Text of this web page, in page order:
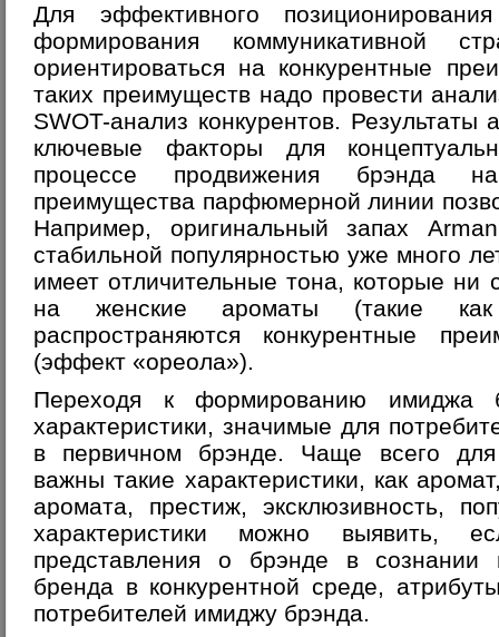
Для эффективного
формирования коммуникативной
ориентироваться на конкурентные
таких преимуществ надо провести
SWOT-анализ конкурентов. Результаты
ключевые факторы для
процессе продвижения брэнда
преимущества парфюмерной линии
Например, оригинальный запах
стабильной популярностью уже много
имеет отличительные тона, которые ни
на женские ароматы (такие
распространяются конкурентные
(эффект «ореола»).
Переходя к формированию имиджа
характеристики, значимые для
в первичном брэнде. Чаще всего
важны такие характеристики, как
аромата, престиж, эксклюзивность,
характеристики можно выявить,
представления о брэнде в сознании
бренда в конкурентной среде,
потребителей имиджу брэнда.